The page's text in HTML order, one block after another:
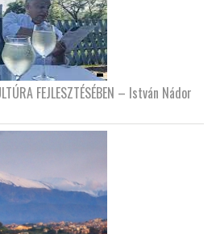
FEJLESZTÉSÉBEN – István Nádor